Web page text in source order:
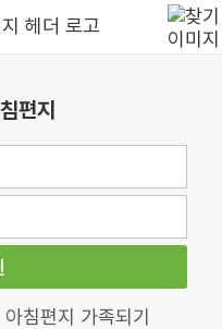
편지
아침편지 가족되기